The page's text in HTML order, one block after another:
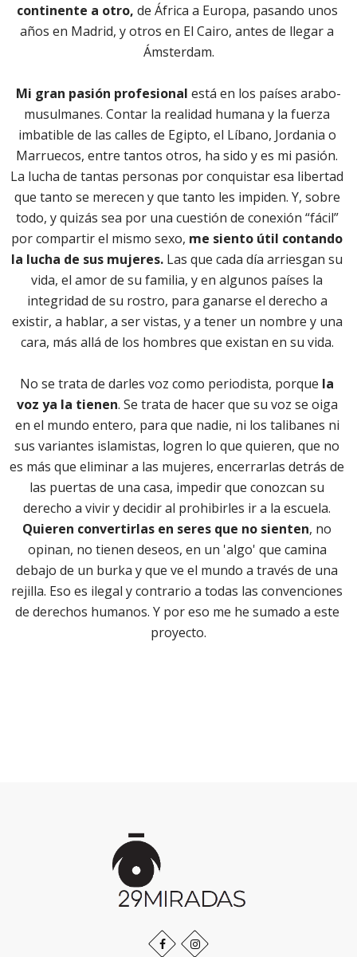
continente a otro, de África a Europa, pasando unos
años en Madrid, y otros en El Cairo, antes de llegar a
Ámsterdam.
Mi gran pasión profesional está en los países arabo-
musulmanes. Contar la realidad humana y la fuerza
imbatible de las calles de Egipto, el Líbano, Jordania o
Marruecos, entre tantos otros, ha sido y es mi pasión.
La lucha de tantas personas por conquistar esa libertad
que tanto se merecen y que tanto les impiden. Y, sobre
todo, y quizás sea por una cuestión de conexión “fácil”
por compartir el mismo sexo, me siento útil contando
la lucha de sus mujeres. Las que cada día arriesgan su
vida, el amor de su familia, y en algunos países la
integridad de su rostro, para ganarse el derecho a
existir, a hablar, a ser vistas, y a tener un nombre y una
cara, más allá de los hombres que existan en su vida.
No se trata de darles voz como periodista, porque la
voz ya la tienen. Se trata de hacer que su voz se oiga
en el mundo entero, para que nadie, ni los talibanes ni
sus variantes islamistas, logren lo que quieren, que no
es más que eliminar a las mujeres, encerrarlas detrás de
las puertas de una casa, impedir que conozcan su
derecho a vivir y decidir al prohibirles ir a la escuela.
Quieren convertirlas en seres que no sienten, no
opinan, no tienen deseos, en un 'algo' que camina
debajo de un burka y que ve el mundo a través de una
rejilla. Eso es ilegal y contrario a todas las convenciones
de derechos humanos. Y por eso me he sumado a este
proyecto.
FacebookInstagram